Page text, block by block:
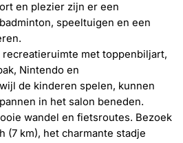
en plezier zijn er een
speeltuigen en een
met toppenbiljart,
Nintendo en
de kinderen spelen, kunnen
in het salon beneden.
wandel en fietsroutes. Bezoek
(7 km), het charmante stadje